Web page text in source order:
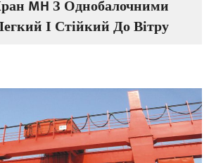
MH З Однобалочними
І Стійкий До Вітру